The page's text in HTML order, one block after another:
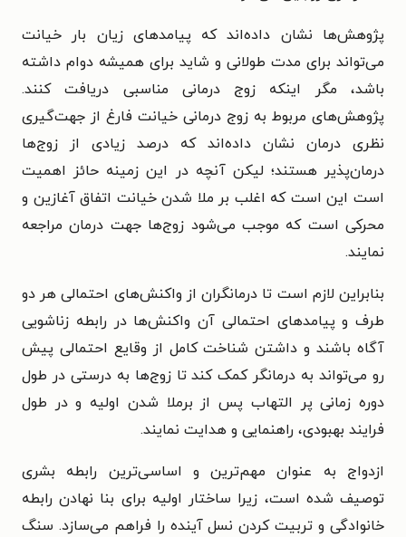
پژوهش‌ها نشان داده‌اند که پیامدهای زیان بار خیانت
می‌تواند برای مدت طولانی و شاید برای همیشه دوام داشته
باشد، مگر اینکه زوج درمانی مناسبی دریافت کنند.
پژوهش‌های مربوط به زوج درمانی خیانت فارغ از جهت‌گیری
نظری درمان نشان داده‌اند که درصد زیادی از زوج‌ها
درمان‌پذیر هستند؛ لیکن آنچه در این زمینه حائز اهمیت
است این است که اغلب بر ملا شدن خیانت اتفاق آغازین و
محرکی است که موجب می‌شود زوج‌ها جهت درمان مراجعه
نمایند.
بنابراین لازم است تا درمانگران از واکنش‌های احتمالی هر دو
طرف و پیامدهای احتمالی آن واکنش‌ها در رابطه زناشویی
آگاه باشند و داشتن شناخت کامل از وقایع احتمالی پیش
رو می‌تواند به درمانگر کمک کند تا زوج‌ها به درستی در طول
دوره زمانی پر التهاب پس از برملا شدن اولیه و در طول
فرایند بهبودی، راهنمایی و هدایت نمایند.
ازدواج به عنوان مهم‌ترین و اساسی‌‌ترین رابطه‌ بشری
توصیف شده است، زیرا ساختار اولیه برای بنا نهادن رابطه‌
خانوادگی و تربیت کردن نسل آینده را فراهم می‌سازد. سنگ